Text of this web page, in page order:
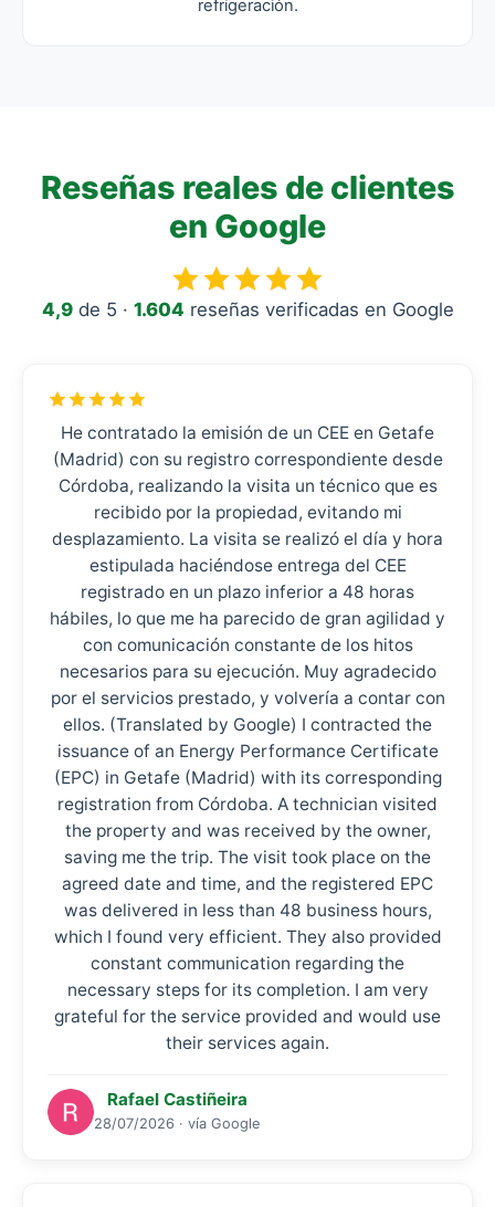
refrigeración.
Reseñas reales de clientes
en Google
4,9de 5 · 1.604 reseñas verificadas en Google
He contratado la emisión de un CEE en Getafe
(Madrid) con su registro correspondiente desde
Córdoba, realizando la visita un técnico que es
recibido por la propiedad, evitando mi
desplazamiento. La visita se realizó el día y hora
estipulada haciéndose entrega del CEE
registrado en un plazo inferior a 48 horas
hábiles, lo que me ha parecido de gran agilidad y
con comunicación constante de los hitos
necesarios para su ejecución. Muy agradecido
por el servicios prestado, y volvería a contar con
ellos. (Translated by Google) I contracted the
issuance of an Energy Performance Certificate
(EPC) in Getafe (Madrid) with its corresponding
registration from Córdoba. A technician visited
the property and was received by the owner,
saving me the trip. The visit took place on the
agreed date and time, and the registered EPC
was delivered in less than 48 business hours,
which I found very efficient. They also provided
constant communication regarding the
necessary steps for its completion. I am very
grateful for the service provided and would use
their services again.
Rafael Castiñeira
28/07/2026 · vía Google